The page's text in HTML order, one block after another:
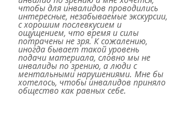
чтобы для инвалидов проводились
интересные, незабываемые экскурсии,
с хорошим послевкусием и
ощущением, что время и силы
потрачены не зря. К сожалению,
иногда бывает такой уровень
подачи материала, словно мы не
инвалиды по зрению, а люди с
ментальными нарушениями. Мне бы
хотелось, чтобы инвалидов приняло
общество как равных себе.